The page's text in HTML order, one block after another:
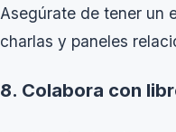
Asegúrate de tener un
charlas y paneles
8. Colabora con